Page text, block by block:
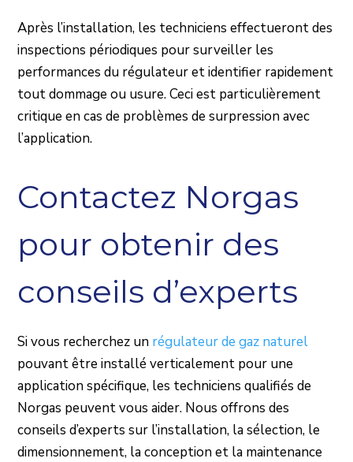
Après l’installation, les techniciens effectueront des
inspections périodiques pour surveiller les
performances du régulateur et identifier rapidement
tout dommage ou usure. Ceci est particulièrement
critique en cas de problèmes de surpression avec
l’application.
Contactez Norgas
pour obtenir des
conseils d’experts
Si vous recherchez un régulateur de gaz naturel
pouvant être installé verticalement pour une
application spécifique, les techniciens qualifiés de
Norgas peuvent vous aider. Nous offrons des
conseils d’experts sur l’installation, la sélection, le
dimensionnement, la conception et la maintenance